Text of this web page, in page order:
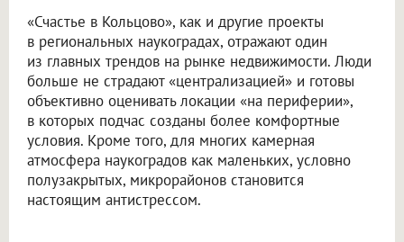
«Счастье в Кольцово», как и другие проекты
в региональных наукоградах, отражают один
из главных трендов на рынке недвижимости. Люди
больше не страдают «централизацией» и готовы
объективно оценивать локации «на периферии»,
в которых подчас созданы более комфортные
условия. Кроме того, для многих камерная
атмосфера наукоградов как маленьких, условно
полузакрытых, микрорайонов становится
настоящим антистрессом.